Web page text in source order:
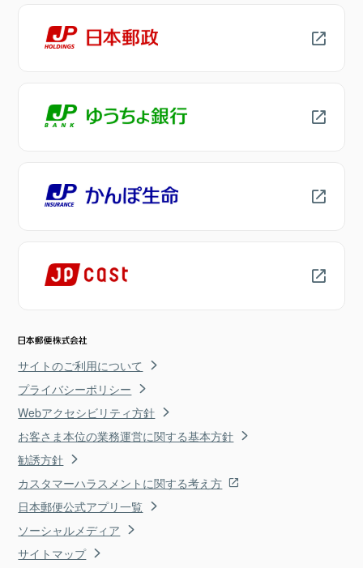
サイトのご利用について
プライバシーポリシー
Webアクセシビリティ方針
お客さま本位の業務運営に関する基本方針
勧誘方針
カスタマーハラスメントに関する考え方
日本郵便公式アプリ一覧
ソーシャルメディア
サイトマップ